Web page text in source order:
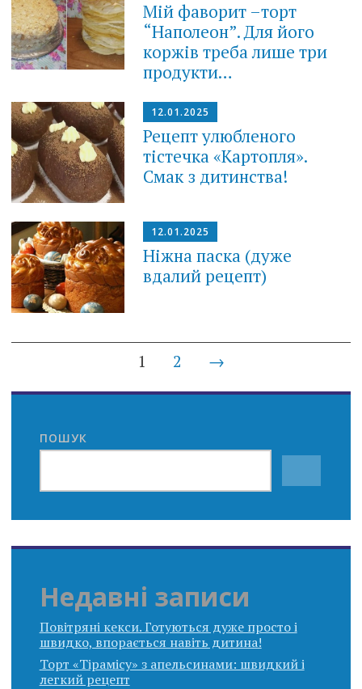
Мій фаворит –торт
“Наполеон”. Для його
коржів треба лише три
продукти…
12.01.2025
Рецепт улюбленого
тістечка «Картопля».
Смак з дитинства!
12.01.2025
Ніжна паска (дуже
вдалий рецепт)
navigation
1 2 →
ПОШУК
Недавні записи
Повітряні кекси. Готуються дуже просто і
швидко, впорається навіть дитина!
Торт «Тірамісу» з апельсинами: швидкий і
легкий рецепт